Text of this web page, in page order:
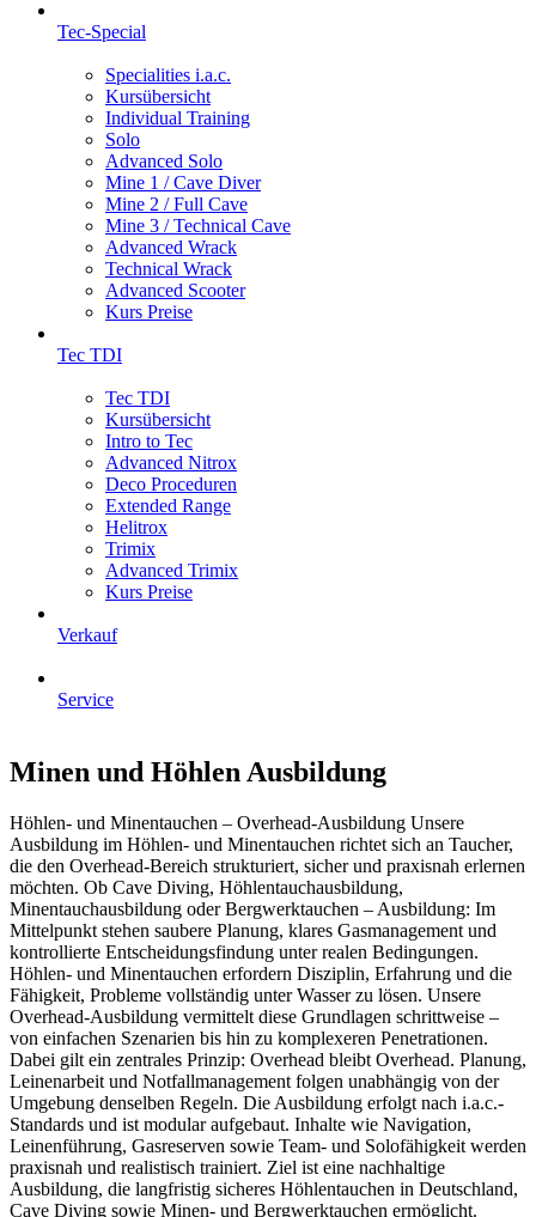
Tec-Special
Specialities i.a.c.
Kursübersicht
Individual Training
Solo
Advanced Solo
Mine 1 / Cave Diver
Mine 2 / Full Cave
Mine 3 / Technical Cave
Advanced Wrack
Technical Wrack
Advanced Scooter
Kurs Preise
Tec TDI
Tec TDI
Kursübersicht
Intro to Tec
Advanced Nitrox
Deco Proceduren
Extended Range
Helitrox
Trimix
Advanced Trimix
Kurs Preise
Verkauf
Service
Minen und Höhlen Ausbildung
Höhlen- und Minentauchen – Overhead-Ausbildung Unsere
Ausbildung im Höhlen- und Minentauchen richtet sich an Taucher,
die den Overhead-Bereich strukturiert, sicher und praxisnah erlernen
möchten. Ob Cave Diving, Höhlentauchausbildung,
Minentauchausbildung oder Bergwerktauchen – Ausbildung: Im
Mittelpunkt stehen saubere Planung, klares Gasmanagement und
kontrollierte Entscheidungsfindung unter realen Bedingungen.
Höhlen- und Minentauchen erfordern Disziplin, Erfahrung und die
Fähigkeit, Probleme vollständig unter Wasser zu lösen. Unsere
Overhead-Ausbildung vermittelt diese Grundlagen schrittweise –
von einfachen Szenarien bis hin zu komplexeren Penetrationen.
Dabei gilt ein zentrales Prinzip: Overhead bleibt Overhead. Planung,
Leinenarbeit und Notfallmanagement folgen unabhängig von der
Umgebung denselben Regeln. Die Ausbildung erfolgt nach i.a.c.-
Standards und ist modular aufgebaut. Inhalte wie Navigation,
Leinenführung, Gasreserven sowie Team- und Solofähigkeit werden
praxisnah und realistisch trainiert. Ziel ist eine nachhaltige
Ausbildung, die langfristig sicheres Höhlentauchen in Deutschland,
Cave Diving sowie Minen- und Bergwerktauchen ermöglicht.